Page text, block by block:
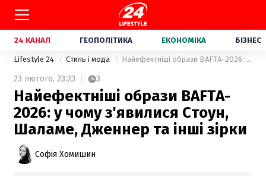
24 КАНАЛ ГЕОПОЛІТИКА ЕКОНОМІКА БІЗНЕС
Lifestyle 24 Стиль і мода Найефектніші образи BAFTA-2026: у чому з'явилися Стоун, Шаламе, Дженнер та інші зірки
23 лютого, 23:23 3
Найефектніші образи BAFTA-
2026: у чому з'явилися Стоун,
Шаламе, Дженнер та інші зірки
Софія Хомишин